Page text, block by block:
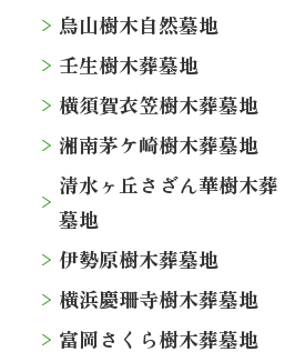
烏山樹木自然墓地
壬生樹木葬墓地
横須賀衣笠樹木葬墓地
湘南茅ケ崎樹木葬墓地
清水ヶ丘さざん華樹木葬
墓地
伊勢原樹木葬墓地
横浜慶珊寺樹木葬墓地
富岡さくら樹木葬墓地